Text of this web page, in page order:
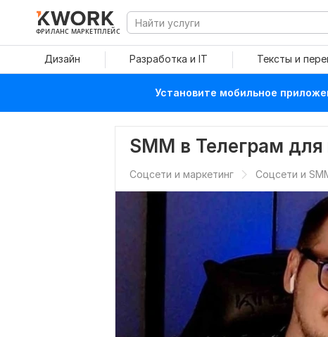
ФРИЛАНС МАРКЕТПЛЕЙС
Дизайн Разработка и IT Тексты и
Установите мобильное
SMM в Телеграм для
Соцсети и маркетинг Соцсети и